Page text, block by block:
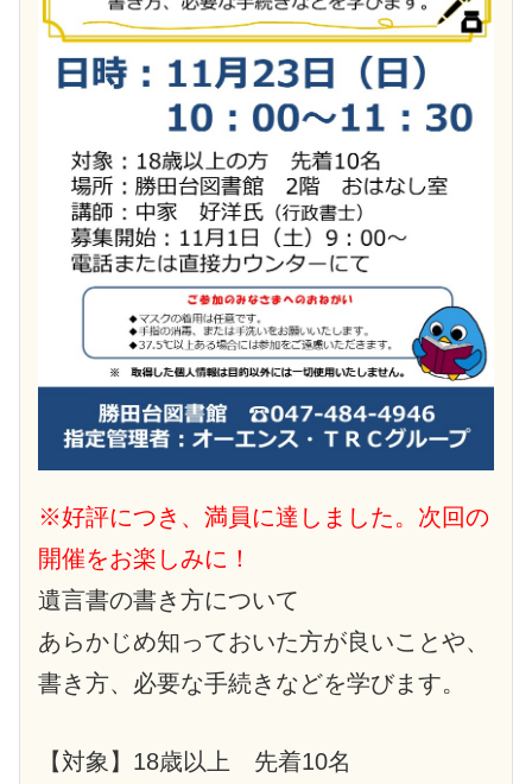
※好評につき、満員に達しました。次回の
開催をお楽しみに！
遺言書の書き方について
あらかじめ知っておいた方が良いことや、
書き方、必要な手続きなどを学びます。
【対象】18歳以上 先着10名